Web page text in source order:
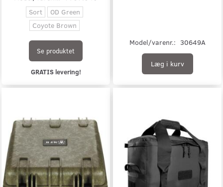
Sort
OD Green
Coyote Brown
Se produktet
GRATIS levering!
Model/varenr.: 30649A
Læg i kurv